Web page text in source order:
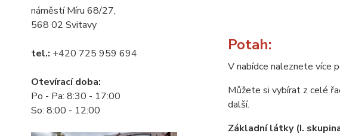
náměstí Míru 68/27,
568 02 Svitavy
tel.: +420 725 959 694
Otevírací doba:
Po - Pa: 8:30 - 17:00
So: 8:00 - 12:00
Potah:
V nabídce naleznete více
Můžete si vybírat z celé
další.
Základní látky (I.